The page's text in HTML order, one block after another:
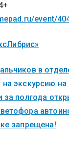
event/
в
экскурсию
полгода
запрещена!